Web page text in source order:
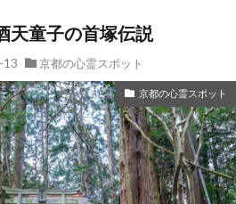
天童子の首塚伝説
13 京都の心霊スポット
京都の心霊スポット